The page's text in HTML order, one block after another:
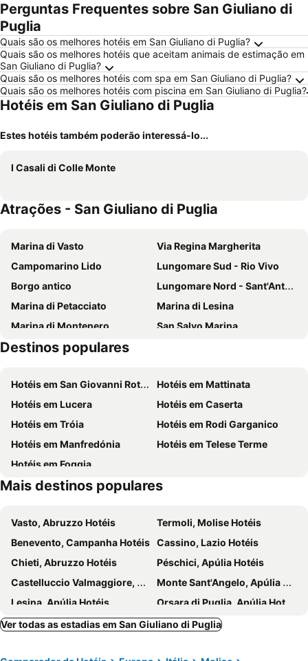
Perguntas Frequentes sobre San Giuliano di
Puglia
Quais são os melhores hotéis em San Giuliano di Puglia?
Quais são os melhores hotéis que aceitam animais de estimação em
San Giuliano di Puglia?
Quais são os melhores hotéis com spa em San Giuliano di Puglia?
Quais são os melhores hotéis com piscina em San Giuliano di Puglia?
Hotéis em San Giuliano di Puglia
Estes hotéis também poderão interessá-lo...
I Casali di Colle Monte
Atrações - San Giuliano di Puglia
Marina di Vasto
Via Regina Margherita
Campomarino Lido
Lungomare Sud - Rio Vivo
Borgo antico
Lungomare Nord - Sant'Antonio
Marina di Petacciato
Marina di Lesina
Marina di Montenero
San Salvo Marina
San Tommaso
Destinos populares
Hotéis em San Giovanni Rotondo
Hotéis em Mattinata
Hotéis em Lucera
Hotéis em Caserta
Hotéis em Tróia
Hotéis em Rodi Garganico
Hotéis em Manfredónia
Hotéis em Telese Terme
Hotéis em Foggia
Mais destinos populares
Vasto, Abruzzo Hotéis
Termoli, Molise Hotéis
Benevento, Campanha Hotéis Cassino, Lazio Hotéis
Chieti, Abruzzo Hotéis
Péschici, Apúlia Hotéis
Castelluccio Valmaggiore, Apúlia Hotéis
Monte Sant'Angelo, Apúlia Hotéis
Lesina, Apúlia Hotéis
Orsara di Puglia, Apúlia Hotéis
Ospedaletto d'Alpinolo, Campanha Hotéis
Francavilla al Mare, Abruzzo Hotéis
Ver todas as estadias em San Giuliano di Puglia